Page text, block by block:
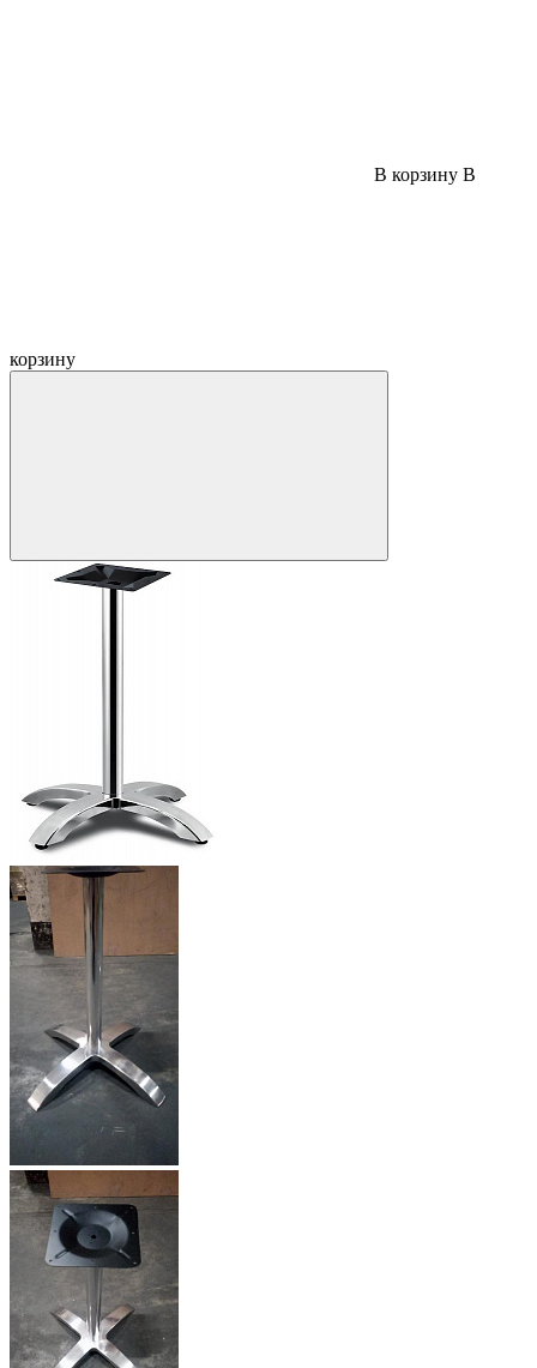
В корзину В
корзину